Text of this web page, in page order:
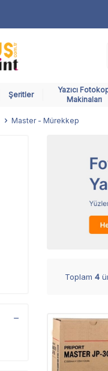
Şeritler
Yazıcı
Makinaları
Master - Mürekkep
Toplam 4